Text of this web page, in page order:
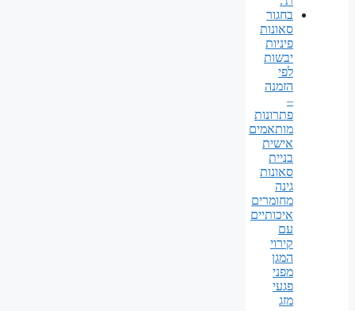
בחגור
סאונות
פיניות
יבשות
לפי
הזמנה
–
פתרונות
מותאמים
אישית
בניית
סאונות
גינה
מחומרים
איכותיים
עם
קירוי
המגן
מפני
פגעי
מזג